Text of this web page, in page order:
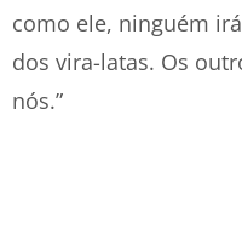
como ele, ninguém
dos vira-latas. Os
nós.”